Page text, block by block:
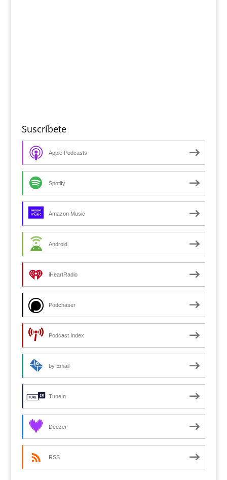
Suscríbete
Apple Podcasts
Spotify
Amazon Music
Android
iHeartRadio
Podchaser
Podcast Index
by Email
TuneIn
Deezer
RSS